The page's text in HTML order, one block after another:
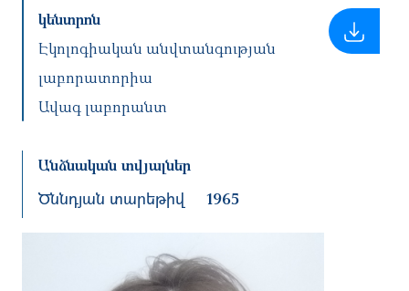
կենտրոն
Էկոլոգիական անվտանգության
լաբորատորիա
Ավագ լաբորանտ
Անձնական տվյալներ
Ծննդյան տարեթիվ 1965